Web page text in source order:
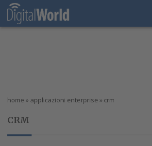
home » applicazioni enterprise » crm
CRM